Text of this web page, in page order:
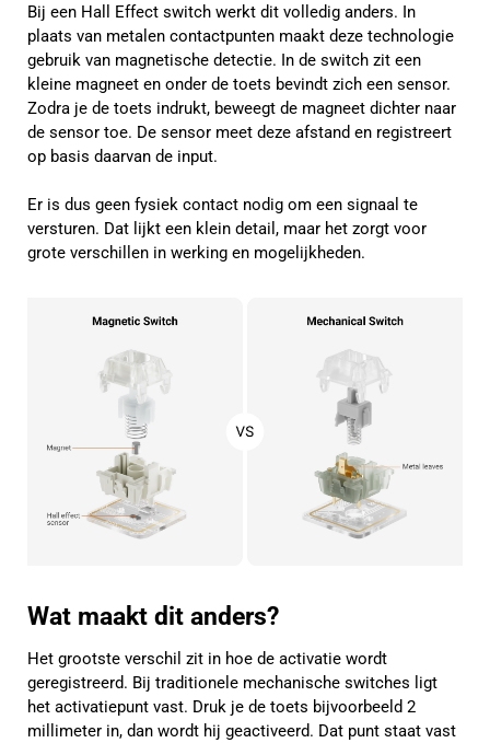
Bij een Hall Effect switch werkt dit volledig anders. In
plaats van metalen contactpunten maakt deze technologie
gebruik van magnetische detectie. In de switch zit een
kleine magneet en onder de toets bevindt zich een sensor.
Zodra je de toets indrukt, beweegt de magneet dichter naar
de sensor toe. De sensor meet deze afstand en registreert
op basis daarvan de input.
Er is dus geen fysiek contact nodig om een signaal te
versturen. Dat lijkt een klein detail, maar het zorgt voor
grote verschillen in werking en mogelijkheden.
Wat maakt dit anders?
Het grootste verschil zit in hoe de activatie wordt
geregistreerd. Bij traditionele mechanische switches ligt
het activatiepunt vast. Druk je de toets bijvoorbeeld 2
millimeter in, dan wordt hij geactiveerd. Dat punt staat vast